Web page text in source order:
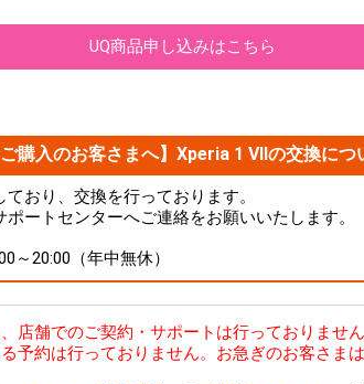
UQ商品申し込みはこちら
購入のお客さまへ】Xperia 1 VIIの交換につ
おり、交換を行っております。
ートセンターへご連絡をお願いいたします。
～20:00（年中無休）
店舗でのご契約・サポートは行っておりません
予約は行っておりません。お急ぎのお客さま